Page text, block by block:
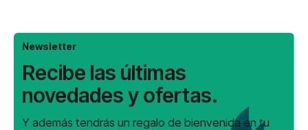
Newsletter
Recibe las últimas
novedades y ofertas.
Y además tendrás un regalo de bienvenida en tu